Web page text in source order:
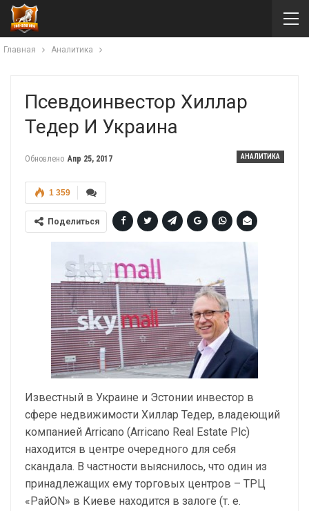
Главная Аналитика
Псевдоинвестор Хиллар
Тедер И Украина
АНАЛИТИКА
Обновлено Апр 25, 2017
1 359
Поделиться
Известный в Украине и Эстонии инвестор в
сфере недвижимости Хиллар Тедер, владеющий
компанией Arricano (Arricano Real Estate Plc)
находится в центре очередного для себя
скандала. В частности выяснилось, что один из
принадлежащих ему торговых центров – ТРЦ
«РайON» в Киеве находится в залоге (т. е.